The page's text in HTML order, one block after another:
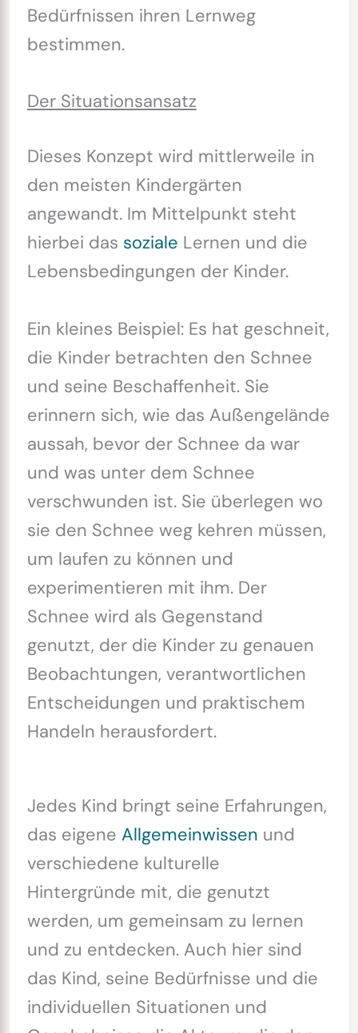
Bedürfnissen ihren Lernweg
bestimmen.
Der Situationsansatz
Dieses Konzept wird mittlerweile in
den meisten Kindergärten
angewandt. Im Mittelpunkt steht
hierbei das soziale Lernen und die
Lebensbedingungen der Kinder.
Ein kleines Beispiel: Es hat geschneit,
die Kinder betrachten den Schnee
und seine Beschaffenheit. Sie
erinnern sich, wie das Außengelände
aussah, bevor der Schnee da war
und was unter dem Schnee
verschwunden ist. Sie überlegen wo
sie den Schnee weg kehren müssen,
um laufen zu können und
experimentieren mit ihm. Der
Schnee wird als Gegenstand
genutzt, der die Kinder zu genauen
Beobachtungen, verantwortlichen
Entscheidungen und praktischem
Handeln herausfordert.
Jedes Kind bringt seine Erfahrungen,
das eigene Allgemeinwissen und
verschiedene kulturelle
Hintergründe mit, die genutzt
werden, um gemeinsam zu lernen
und zu entdecken. Auch hier sind
das Kind, seine Bedürfnisse und die
individuellen Situationen und